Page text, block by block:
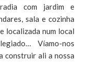
com jardim e
sala e cozinha
localizada num local
Víamo-nos
construir ali a nossa